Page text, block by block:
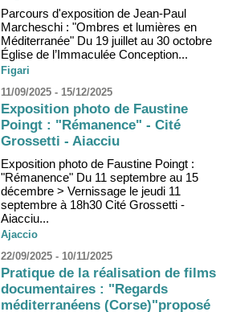
Parcours d'exposition de Jean-Paul
Marcheschi : "Ombres et lumières en
Méditerranée" Du 19 juillet au 30 octobre
Église de l’Immaculée Conception...
Figari
11/09/2025 - 15/12/2025
Exposition photo de Faustine
Poingt : "Rémanence" - Cité
Grossetti - Aiacciu
Exposition photo de Faustine Poingt :
"Rémanence" Du 11 septembre au 15
décembre > Vernissage le jeudi 11
septembre à 18h30 Cité Grossetti -
Aiacciu...
Ajaccio
22/09/2025 - 10/11/2025
Pratique de la réalisation de films
documentaires : "Regards
méditerranéens (Corse)"proposé